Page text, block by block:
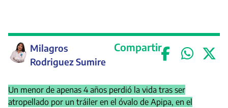
Milagros
Rodriguez Sumire
Compartir
Un menor de apenas 4 años perdió la vida tras ser
atropellado por un tráiler en el óvalo de Apipa, en el